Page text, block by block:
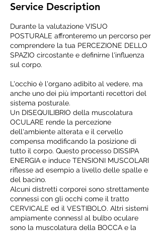
Service Description
Durante la valutazione VISUO
POSTURALE affronteremo un percorso per
comprendere la tua PERCEZIONE DELLO
SPAZIO circostante e definirne l'influenza
sul corpo.
L'occhio è l'organo adibito al vedere, ma
anche uno dei più importanti recettori del
sistema posturale.
Un DISEQUILIBRIO della muscolatura
OCULARE rende la percezione
dell'ambiente alterata e il cervello
compensa modificando la posizione di
tutto il corpo. Questo processo DISSIPA
ENERGIA e induce TENSIONI MUSCOLARI
riflesse ad esempio a livello delle spalle e
del bacino.
Alcuni distretti corporei sono strettamente
connessi con gli occhi come il tratto
CERVICALE ed il VESTIBOLO. Altri sistemi
ampiamente connessI al bulbo oculare
sono la muscolatura della BOCCA e la